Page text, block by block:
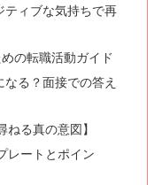
ティブな気持ちで再
の転職活動ガイド
る？面接での答え
ねる真の意図】
レートとポイン